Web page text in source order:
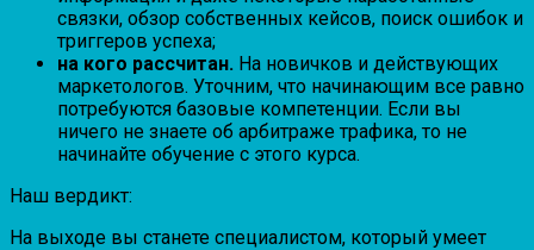
связки, обзор собственных кейсов, поиск ошибок и
триггеров успеха;
на кого рассчитан. На новичков и действующих
маркетологов. Уточним, что начинающим все равно
потребуются базовые компетенции. Если вы
ничего не знаете об арбитраже трафика, то не
начинайте обучение с этого курса.
Наш вердикт:
На выходе вы станете специалистом, который умеет